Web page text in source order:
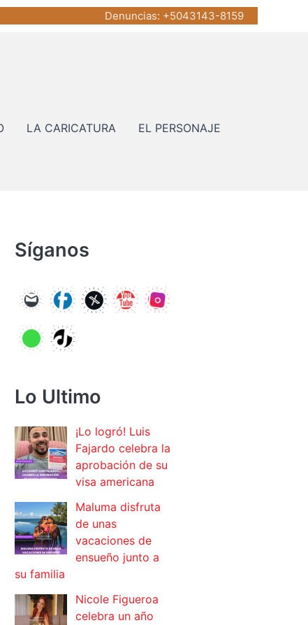
Denuncias: +5043143-8159
LA CARICATURA EL PERSONAJE
Síganos
Lo Ultimo
¡Lo logró! Luis
Fajardo celebra la
aprobación de su
visa americana
Maluma disfruta
de unas
vacaciones de
ensueño junto a
su familia
Nicole Figueroa
celebra un año